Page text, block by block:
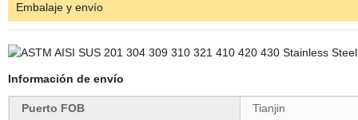
Embalaje y envío
Información de envío
Puerto FOB
Tianjin